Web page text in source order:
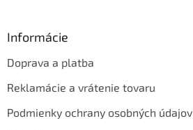
Informácie
Doprava a platba
Reklamácie a vrátenie tovaru
Podmienky ochrany osobných údajov